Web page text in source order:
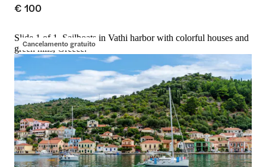
€ 100
Cancelamento gratuito
Slide 1 of 1, Sailboats in Vathi harbor with colorful houses and
green hills, Greece.